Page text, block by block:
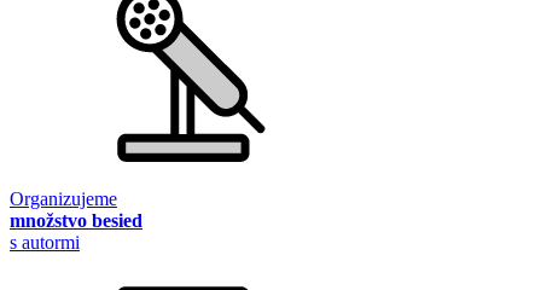
Organizujeme
množstvo besied
s autormi